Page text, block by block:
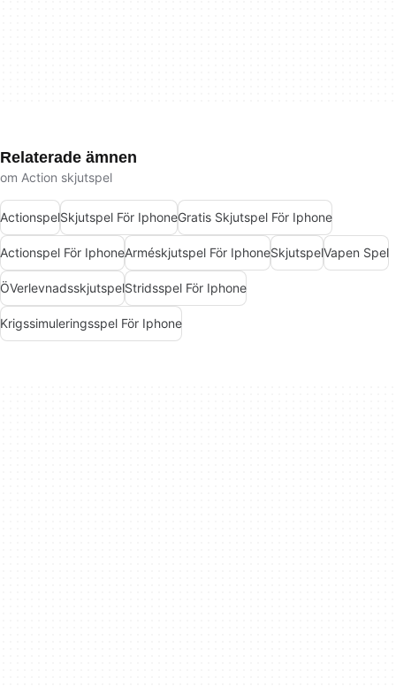
Relaterade ämnen
om Action skjutspel
ActionspelSkjutspel För IphoneGratis Skjutspel För Iphone
Actionspel För IphoneArméskjutspel För IphoneSkjutspelVapen Spel
ÖVerlevnadsskjutspelStridsspel För Iphone
Krigssimuleringsspel För Iphone